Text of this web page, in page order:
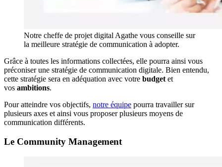
Notre cheffe de projet digital Agathe vous conseille sur
la meilleure stratégie de communication à adopter.
Grâce à toutes les informations collectées, elle pourra ainsi vous
préconiser une stratégie de communication digitale. Bien entendu,
cette stratégie sera en adéquation avec votre budget et
vos ambitions.
Pour atteindre vos objectifs, notre équipe pourra travailler sur
plusieurs axes et ainsi vous proposer plusieurs moyens de
communication différents.
Le Community Management